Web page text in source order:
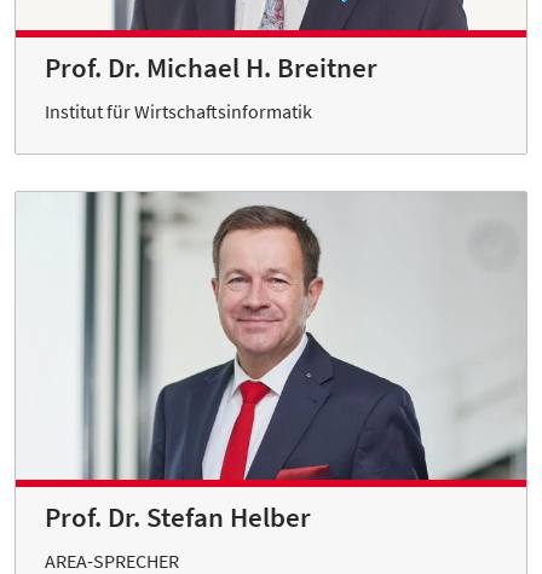
Prof. Dr. Michael H. Breitner
Institut für Wirtschaftsinformatik
Prof. Dr. Stefan Helber
AREA-SPRECHER